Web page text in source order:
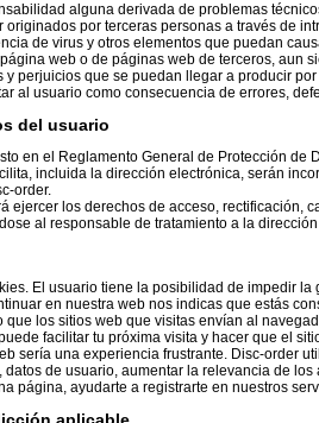
alguna derivada de problemas
originados por terceras personas a través de
de virus y otros elementos que puedan
web o de páginas web de terceros, aun
perjuicios que se puedan llegar a producir
al usuario como consecuencia de errores,
del usuario
en el Reglamento General de Protección
incluida la dirección electrónica, serán
order.
ejercer los derechos de acceso, rectificación,
al responsable de tratamiento a la
El usuario tiene la posibilidad de impedir
en nuestra web nos indicas que estás
que los sitios web que visitas envían al
facilitar tu próxima visita y hacer que el
sería una experiencia frustrante. Disc-order
de usuario, aumentar la relevancia de
página, ayudarte a registrarte en nuestros